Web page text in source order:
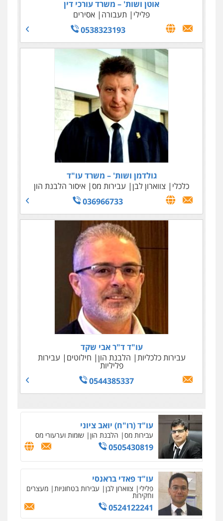
אוטן ושות' – משרד עורכי דין
פלילי
תעבורה
אסירים
0538323193
גולדמן ושות' – משרד עו"ד
כלכלי
צווארון לבן עבירות מס איסור הלבנת הון
036966733
עו"ד ד"ר אבי שקד
עבירות כלכליות
הלבנת הון חילוטים עבירות
פליליות
0544385337
עו"ד (רו"ח) יואב ציוני
עבירות מס הלבנת הון שומות וערעורי מס
0505430819
עו"ד פאדי בראנסי
פלילי צווארון לבן עבירות בטחוניות מעצרים
וחקירות
0524122241